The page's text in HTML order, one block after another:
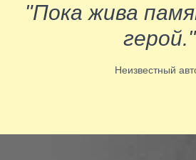
"Пока жива
герой."
Неизвестный